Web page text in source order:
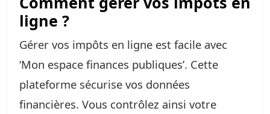
ligne ?
Gérer vos impôts en ligne est facile avec
‘Mon espace finances publiques’. Cette
plateforme sécurise vos données
financières. Vous contrôlez ainsi votre